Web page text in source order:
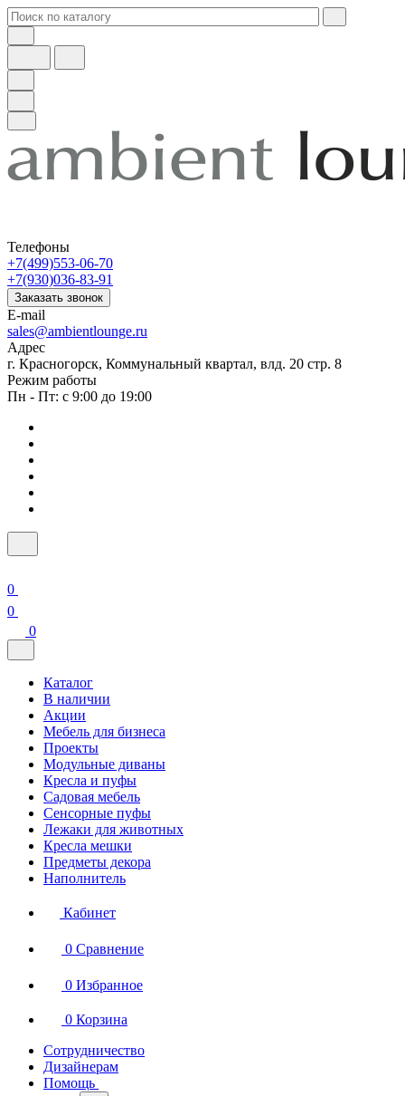
Телефоны
+7(499)553-06-70
+7(930)036-83-91
Заказать звонок
E-mail
sales@ambientlounge.ru
Адрес
г. Красногорск, Коммунальный квартал, влд. 20 стр. 8
Режим работы
Пн - Пт: с 9:00 до 19:00
0
0
0
Каталог
В наличии
Акции
Мебель для бизнеса
Проекты
Модульные диваны
Кресла и пуфы
Садовая мебель
Сенсорные пуфы
Лежаки для животных
Кресла мешки
Предметы декора
Наполнитель
Кабинет
0 Сравнение
0 Избранное
0 Корзина
Сотрудничество
Дизайнерам
Помощь